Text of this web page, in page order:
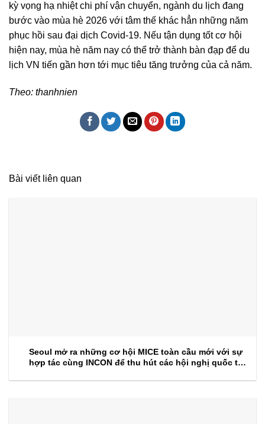
kỳ vọng hạ nhiệt chi phí vận chuyển, ngành du lịch đang
bước vào mùa hè 2026 với tâm thế khác hẳn những năm
phục hồi sau đại dịch Covid-19. Nếu tận dụng tốt cơ hội
hiện nay, mùa hè năm nay có thể trở thành bàn đạp để du
lịch VN tiến gần hơn tới mục tiêu tăng trưởng của cả năm.
Theo: thanhnien
Bài viết liên quan
Seoul mở ra những cơ hội MICE toàn cầu mới với sự
hợp tác cùng INCON để thu hút các hội nghị quốc tế